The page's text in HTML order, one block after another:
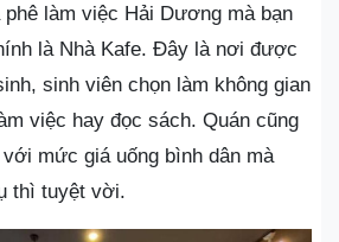
phê làm việc Hải Dương mà bạn
là Nhà Kafe. Đây là nơi được
sinh viên chọn làm không gian
việc hay đọc sách. Quán cũng
mức giá uống bình dân mà
thì tuyệt vời.